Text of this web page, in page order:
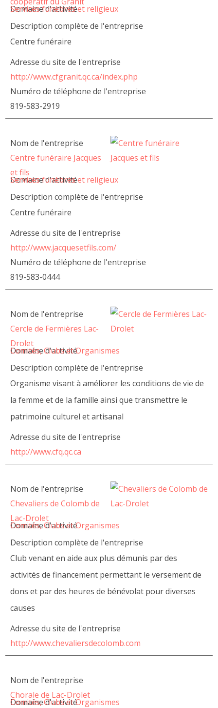
Domaine d'activité
Services funèbres et religieux
Description complète de l'entreprise
Centre funéraire
Adresse du site de l'entreprise
http://www.cfgranit.qc.ca/index.php
Numéro de téléphone de l'entreprise
819-583-2919
Nom de l'entreprise
Centre funéraire Jacques
et fils
Domaine d'activité
Services funèbres et religieux
Description complète de l'entreprise
Centre funéraire
Adresse du site de l'entreprise
http://www.jacquesetfils.com/
Numéro de téléphone de l'entreprise
819-583-0444
Nom de l'entreprise
Cercle de Fermières Lac-
Drolet
Domaine d'activité
Comités, Clubs et Organismes
Description complète de l'entreprise
Organisme visant à améliorer les conditions de vie de
la femme et de la famille ainsi que transmettre le
patrimoine culturel et artisanal
Adresse du site de l'entreprise
http://www.cfq.qc.ca
Nom de l'entreprise
Chevaliers de Colomb de
Lac-Drolet
Domaine d'activité
Comités, Clubs et Organismes
Description complète de l'entreprise
Club venant en aide aux plus démunis par des
activités de financement permettant le versement de
dons et par des heures de bénévolat pour diverses
causes
Adresse du site de l'entreprise
http://www.chevaliersdecolomb.com
Nom de l'entreprise
Chorale de Lac-Drolet
Domaine d'activité
Comités, Clubs et Organismes